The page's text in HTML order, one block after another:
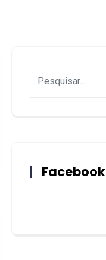
Facebook